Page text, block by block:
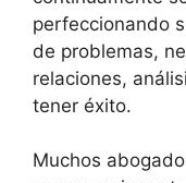
perfeccionando
de problemas,
relaciones,
tener éxito.
Muchos